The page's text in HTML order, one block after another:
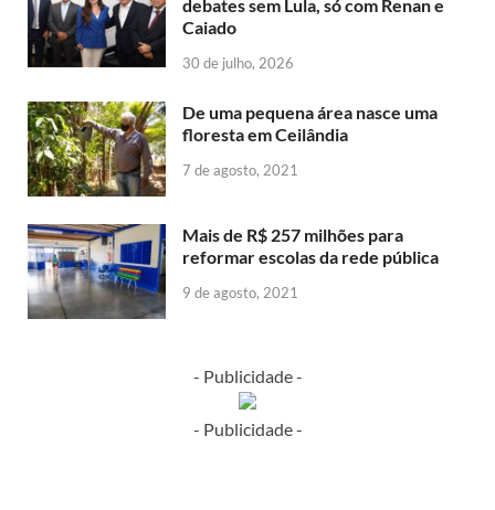
debates sem Lula, só com Renan e
Caiado
30 de julho, 2026
De uma pequena área nasce uma
floresta em Ceilândia
7 de agosto, 2021
Mais de R$ 257 milhões para
reformar escolas da rede pública
9 de agosto, 2021
- Publicidade -
- Publicidade -